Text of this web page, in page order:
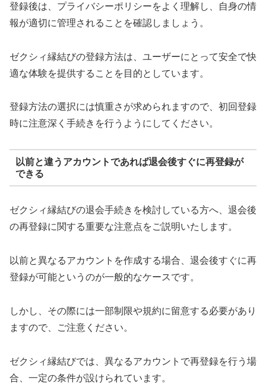
登録後は、プライバシーポリシーをよく理解し、自身の情
報が適切に管理されることを確認しましょう。
ゼクシィ縁結びの登録方法は、ユーザーにとって安全で快
適な体験を提供することを目的としています。
登録方法の選択には慎重さが求められますので、初回登録
時に注意深く手続きを行うようにしてください。
以前と違うアカウントであれば退会後すぐに再登録が
できる
ゼクシィ縁結びの退会手続きを検討している方へ、退会後
の再登録に関する重要な注意点をご説明いたします。
以前と異なるアカウントを作成する場合、退会後すぐに再
登録が可能というのが一般的なケースです。
しかし、その際には一部制限や規約に留意する必要があり
ますので、ご注意ください。
ゼクシィ縁結びでは、異なるアカウントで再登録を行う場
合、一定の条件が設けられています。